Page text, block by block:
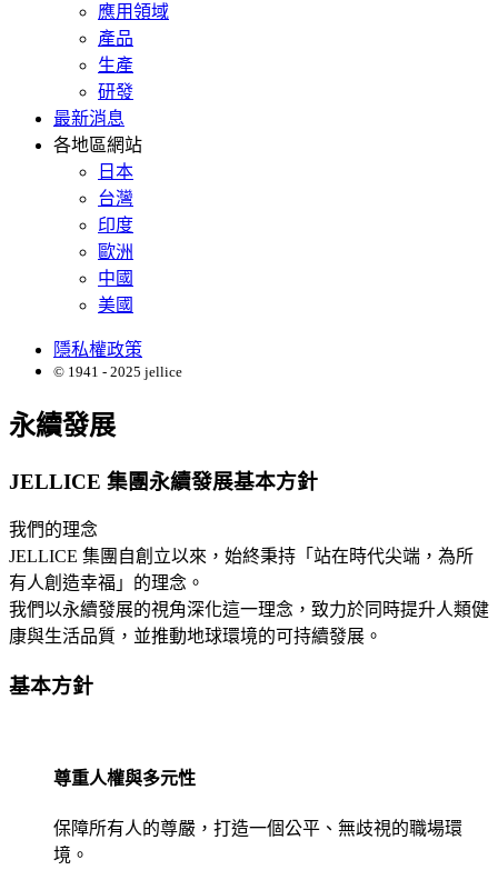
應用領域
產品
生產
研發
最新消息
各地區網站
日本
台灣
印度
歐洲
中國
美國
隱私權政策
© 1941 - 2025 jellice
永續發展
JELLICE 集團永續發展基本方針
我們的理念
JELLICE 集團自創立以來，始終秉持「站在時代尖端，為所
有人創造幸福」的理念。
我們以永續發展的視角深化這一理念，致力於同時提升人類健
康與生活品質，並推動地球環境的可持續發展。
基本方針
尊重人權與多元性
保障所有人的尊嚴，打造一個公平、無歧視的職場環
境。